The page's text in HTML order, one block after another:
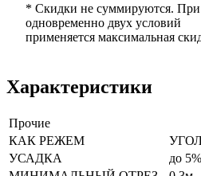
* Скидки не суммируются.
одновременно двух условий
применяется максимальная
Характеристики
Прочие
КАК РЕЖЕМ
УСАДКА
до 5%